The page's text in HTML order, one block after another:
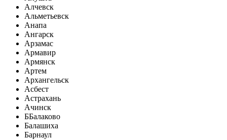
Алчевск
Альметьевск
Анапа
Ангарск
Арзамас
Армавир
Армянск
Артем
Архангельск
Асбест
Астрахань
Ачинск
ББалаково
Балашиха
Барнаул